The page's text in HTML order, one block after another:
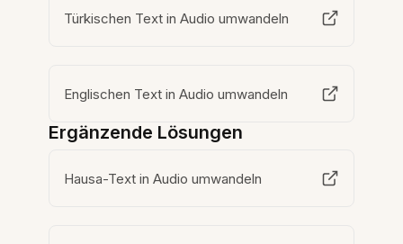
Türkischen Text in Audio umwandeln
Englischen Text in Audio umwandeln
Ergänzende Lösungen
Hausa-Text in Audio umwandeln